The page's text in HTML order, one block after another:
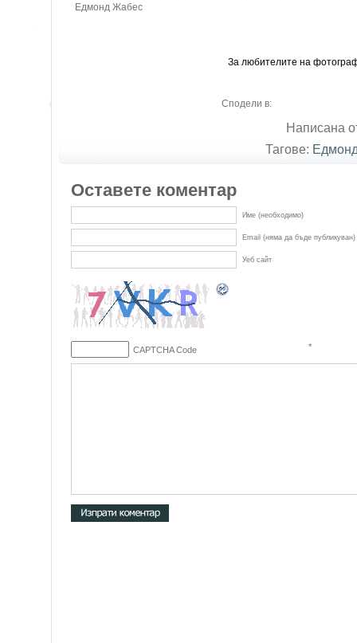
Едмонд Жабес
За любителите на
Сподели в:
Написана
Тагове:
Оставете коментар
Име (необходимо)
Email (няма да бъде
Уеб сайт
CAPTCHA Code *